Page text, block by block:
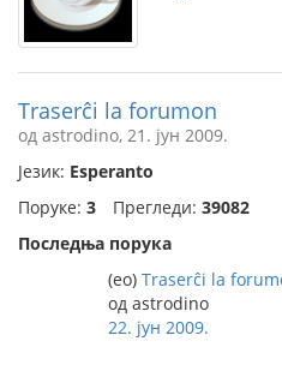
Traserĉi la forumon
од astrodino, 21. јун 2009.
Језик: Esperanto
Поруке: 3 Прегледи: 39082
Последња порука
(eo) Traserĉi la
од astrodino
22. јун 2009.